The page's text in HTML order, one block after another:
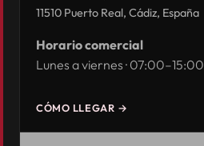
11510 Puerto Real, Cádiz, España
Horario comercial
Lunes a viernes · 07:00–15:00
CÓMO LLEGAR →